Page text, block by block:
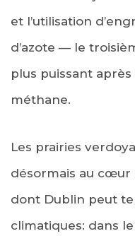
et l’utilisation
d’azote — le
plus puissant
méthane.
Les prairies
désormais au cœur
dont Dublin peut
climatiques: dans